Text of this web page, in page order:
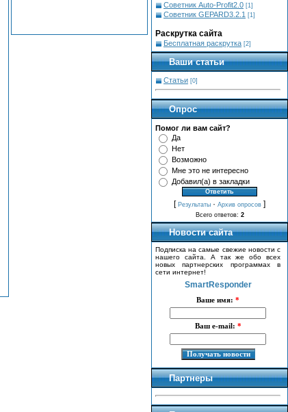
Советник Auto-Profit2.0 [1]
Советник GEPARD3.2.1 [1]
Раскрутка сайта
Бесплатная раскрутка [2]
Ваши статьи
Статьи [0]
Опрос
Помог ли вам сайт?
Да
Нет
Возможно
Мне это не интересно
Добавил(а) в закладки
[ Результаты · Архив опросов ]
Всего ответов: 2
Новости сайта
Подписка на самые свежие новости с
нашего сайта. А так же обо всех
новых партнерских программах в
сети интернет!
SmartResponder
Ваше имя: *
Ваш e-mail: *
Партнеры